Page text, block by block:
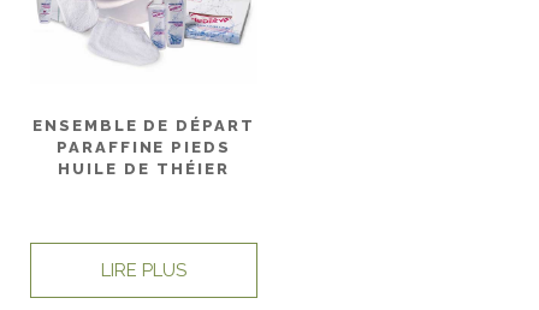
ENSEMBLE DE DÉPART
PARAFFINE PIEDS
HUILE DE THÉIER
LIRE PLUS